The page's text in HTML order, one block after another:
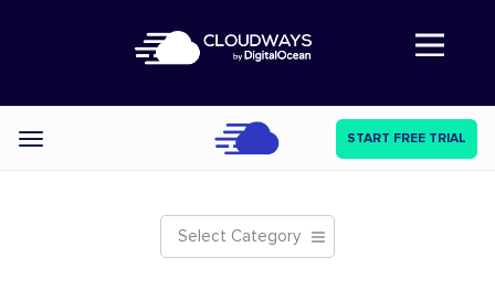
Abre a navegação
Categories START FREE TRIAL
Select Category